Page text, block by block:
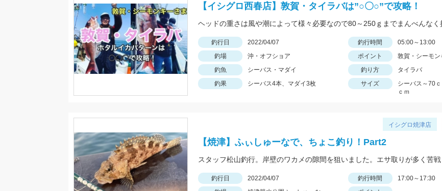
ペ
【イシグロ西春店】敦賀・タイラバは”○〇○”で攻略！
釣行日 2022/04/07 釣行時間
05:00～13:00
釣場
沖・オフショア ポイント
敦賀・シーモン
釣魚
シーバス・マダイ 釣り方
タイラバ
釣果
シーバス4本、マダイ3枚 サイズ
シーバス～70
ｃｍ
イシグロ焼津店
【焼津】ふぃしゅーなで、ちょこ釣り！Part2
釣行日 2022/04/07 釣行時間
17:00～17:30